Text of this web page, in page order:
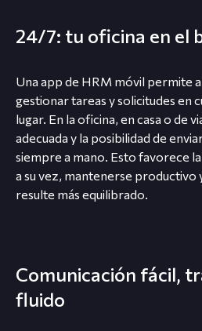
24/7: tu oficina en el
Una app de HRM móvil permite
gestionar tareas y solicitudes en
lugar. En la oficina, en casa o de
adecuada y la posibilidad de
siempre a mano. Esto favorece
a su vez, mantenerse productivo
resulte más equilibrado.
Comunicación fácil,
fluido